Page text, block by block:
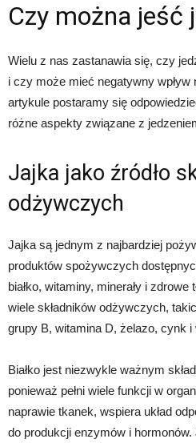
Czy można jeść
Wielu z nas zastanawia się, czy
i czy może mieć negatywny
artykule postaramy się
różne aspekty związane z
Jajka jako źródło
odżywczych
Jajka są jednym z najbardziej
produktów spożywczych
białko, witaminy, minerały i
wiele składników odżywczych,
grupy B, witamina D, żelazo, cynk i
Białko jest niezwykle ważnym
ponieważ pełni wiele funkcji w
naprawie tkanek, wspiera układ
do produkcji enzymów i